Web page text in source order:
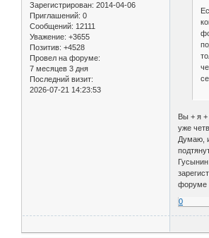
Зарегистрирован: 2014-04-06
Приглашений: 0
Сообщений: 12111
Уважение: +3655
Позитив: +4528
Провел на форуме:
7 месяцев 3 дня
Последний визит:
2026-07-21 14:23:53
Вы + я
уже
Думаю,
форуме
0